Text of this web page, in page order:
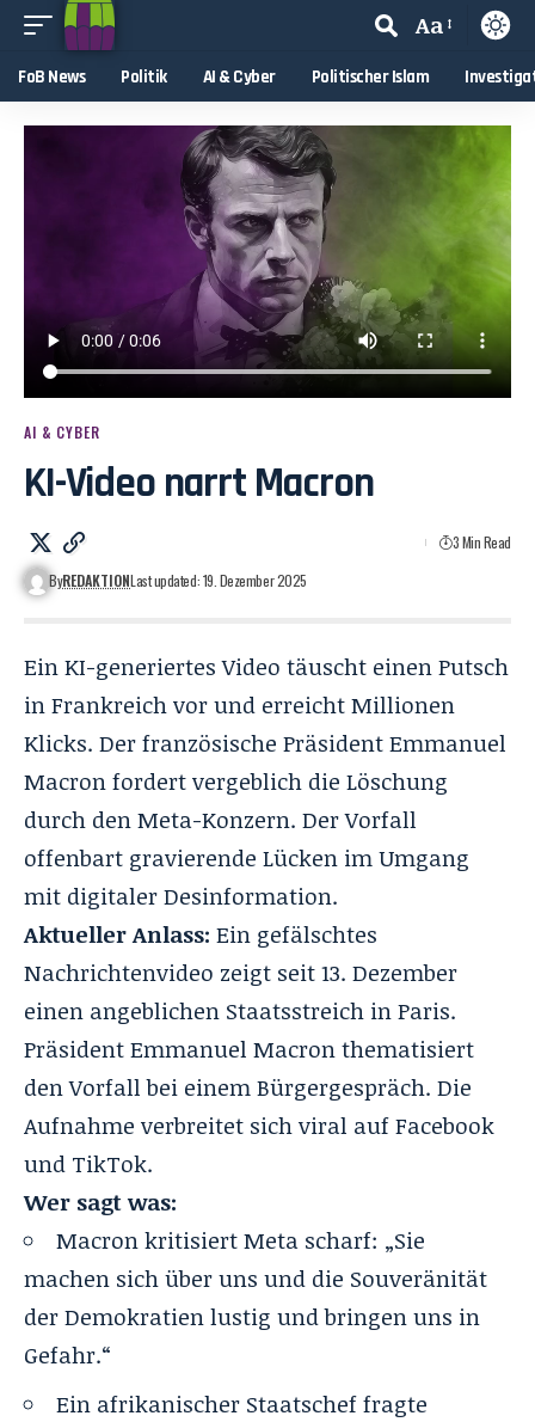
Aa
FoB News Politik AI & Cyber Politischer Islam
AI & CYBER
KI-Video narrt Macron
ByREDAKTIONLast updated: 19. Dezember 2025
3 Min Read
Ein KI-generiertes Video täuscht einen Putsch
in Frankreich vor und erreicht Millionen
Klicks. Der französische Präsident Emmanuel
Macron fordert vergeblich die Löschung
durch den Meta-Konzern. Der Vorfall
offenbart gravierende Lücken im Umgang
mit digitaler Desinformation.
Aktueller Anlass: Ein gefälschtes
Nachrichtenvideo zeigt seit 13. Dezember
einen angeblichen Staatsstreich in Paris.
Präsident Emmanuel Macron thematisiert
den Vorfall bei einem Bürgergespräch. Die
Aufnahme verbreitet sich viral auf Facebook
und TikTok.
Wer sagt was:
Macron kritisiert Meta scharf: „Sie
machen sich über uns und die Souveränität
der Demokratien lustig und bringen uns in
Gefahr.“
Ein afrikanischer Staatschef fragte